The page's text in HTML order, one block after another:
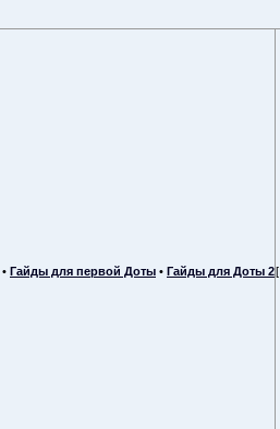
• Гайды для первой Доты • Гайды для Доты 2